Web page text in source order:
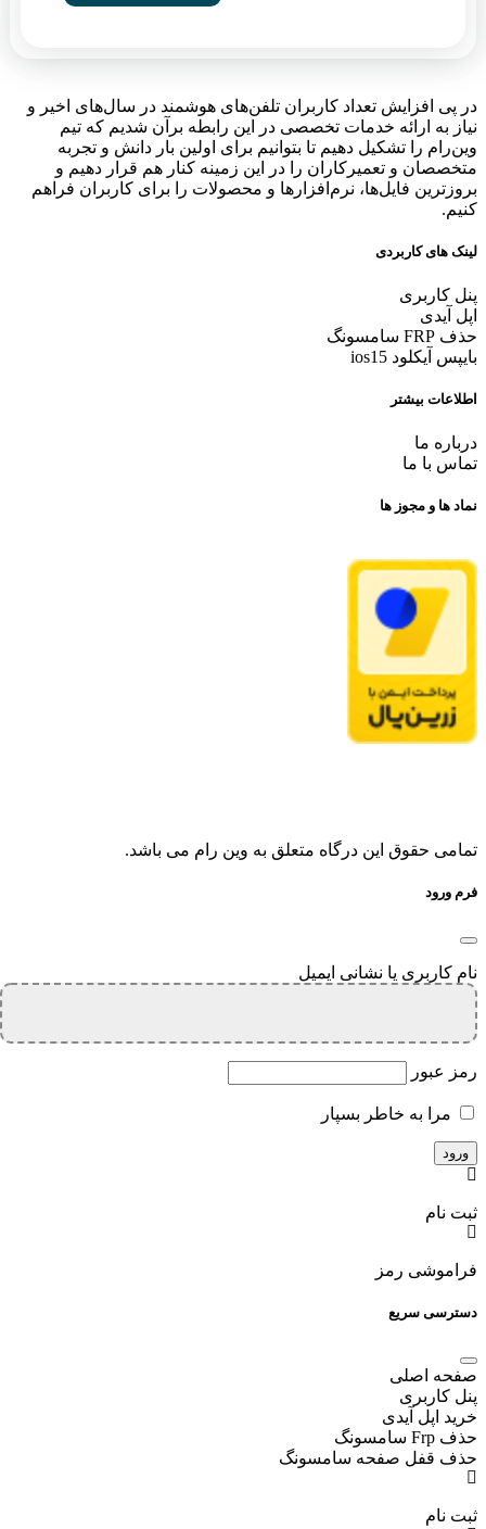
در پی افزایش تعداد کاربران تلفن‌های هوشمند در سال‌های اخیر و
نیاز به ارائه خدمات تخصصی در این رابطه برآن شدیم که تیم
وین‌رام را تشکیل دهیم تا بتوانیم برای اولین بار دانش و تجربه
متخصصان و تعمیرکاران را در این زمینه کنار هم قرار دهیم و
بروزترین فایل‌ها، نرم‌افزارها و محصولات را برای کاربران فراهم
کنیم.
لینک های کاربردی
پنل کاربری
اپل آیدی
حذف FRP سامسونگ
بایپس آیکلود ios15
اطلاعات بیشتر
درباره ما
تماس با ما
نماد ها و مجوز ها
تمامی حقوق این درگاه متعلق به وین رام می باشد.
فرم ورود
نام کاربری یا نشانی ایمیل
رمز عبور
مرا به خاطر بسپار
ثبت نام
فراموشی رمز
دسترسی سریع
صفحه اصلی
پنل کاربری
خرید اپل آیدی
حذف Frp سامسونگ
حذف قفل صفحه سامسونگ
ثبت نام